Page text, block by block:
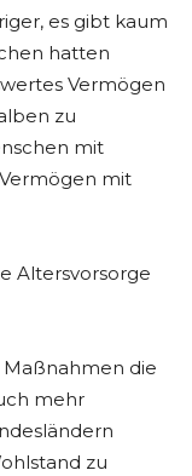
es gibt kaum
hatten
Vermögen
zu
mit
mit
Altersvorsorge
Maßnahmen die
mehr
zu